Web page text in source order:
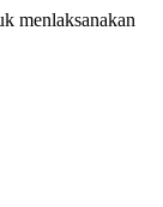
menlaksanakan